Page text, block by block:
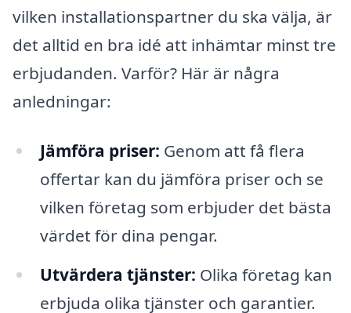
vilken installationspartner du ska välja, är
det alltid en bra idé att inhämtar minst tre
erbjudanden. Varför? Här är några
anledningar:
Jämföra priser: Genom att få flera
offertar kan du jämföra priser och se
vilken företag som erbjuder det bästa
värdet för dina pengar.
Utvärdera tjänster: Olika företag kan
erbjuda olika tjänster och garantier.